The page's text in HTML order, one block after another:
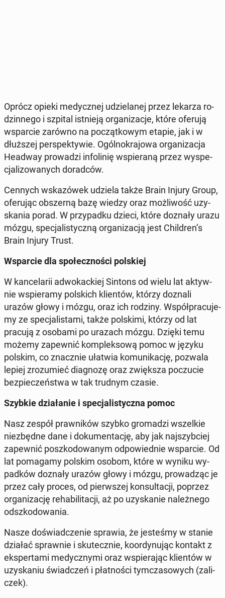
Oprócz opieki me­dycz­nej udzie­la­nej przez lekarza ro­
dzin­ne­go i szpital ist­nie­ją or­ga­ni­za­cje, które oferują
wspar­cie zarówno na po­cząt­ko­wym etapie, jak i w
dłuż­szej per­spek­ty­wie. Ogól­no­kra­jo­wa or­ga­ni­za­cja
Headway pro­wa­dzi in­fo­li­nię wspie­ra­ną przez wy­spe­
cja­li­zo­wa­nych do­rad­ców.
Cennych wska­zó­wek udziela także Brain Injury Group,
ofe­ru­jąc ob­szer­ną bazę wiedzy oraz moż­li­wość uzy­
ska­nia porad. W przy­pad­ku dzieci, które doznały urazu
mózgu, spe­cja­li­stycz­ną or­ga­ni­za­cją jest Chil­dren’s
Brain Injury Trust.
Wspar­cie dla spo­łecz­no­ści pol­skiej
W kan­ce­la­rii ad­wo­kac­kiej Sintons od wielu lat ak­tyw­
nie wspie­ra­my pol­skich klien­tów, którzy doznali
urazów głowy i mózgu, oraz ich rodziny. Współ­pra­cu­je­
my ze spe­cja­li­sta­mi, także pol­ski­mi, którzy od lat
pracują z osobami po urazach mózgu. Dzięki temu
możemy za­pew­nić kom­plek­so­wą pomoc w języku
polskim, co znacz­nie ułatwia ko­mu­ni­ka­cję, pozwala
lepiej zro­zu­mieć dia­gno­zę oraz zwięk­sza po­czu­cie
bez­pie­czeń­stwa w tak trudnym czasie.
Szybkie dzia­ła­nie i spe­cja­li­stycz­na pomoc
Nasz zespół praw­ni­ków szybko gro­ma­dzi wszel­kie
nie­zbęd­ne dane i do­ku­men­ta­cję, aby jak naj­szyb­ciej
za­pew­nić po­szko­do­wa­nym od­po­wied­nie wspar­cie. Od
lat po­ma­ga­my polskim osobom, które w wyniku wy­
pad­ków doznały urazów głowy i mózgu, pro­wa­dząc je
przez cały proces, od pierw­szej kon­sul­ta­cji, poprzez
or­ga­ni­za­cję re­ha­bi­li­ta­cji, aż po uzy­ska­nie na­leż­ne­go
od­szko­do­wa­nia.
Nasze do­świad­cze­nie sprawia, że je­ste­śmy w stanie
działać spraw­nie i sku­tecz­nie, ko­or­dy­nu­jąc kontakt z
eks­per­ta­mi me­dycz­ny­mi oraz wspie­ra­jąc klien­tów w
uzy­ska­niu świad­czeń i płat­no­ści tym­cza­so­wych (za­li­
czek).